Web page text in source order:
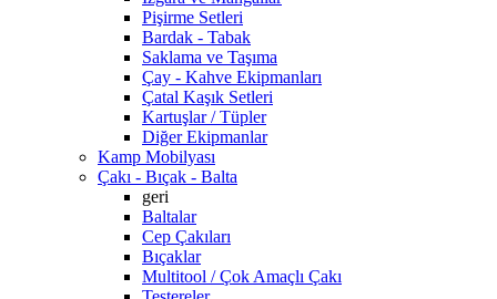
Pişirme Setleri
Bardak - Tabak
Saklama ve Taşıma
Çay - Kahve Ekipmanları
Çatal Kaşık Setleri
Kartuşlar / Tüpler
Diğer Ekipmanlar
Kamp Mobilyası
Çakı - Bıçak - Balta
geri
Baltalar
Cep Çakıları
Bıçaklar
Multitool / Çok Amaçlı Çakı